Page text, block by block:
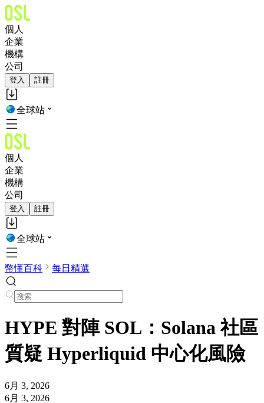
個人
企業
機構
公司
登入 註冊
全球站
個人
企業
機構
公司
登入 註冊
全球站
幣懂百科 每日精選
HYPE 對陣 SOL：Solana 社區
質疑 Hyperliquid 中心化風險
6月 3, 2026
6月 3, 2026